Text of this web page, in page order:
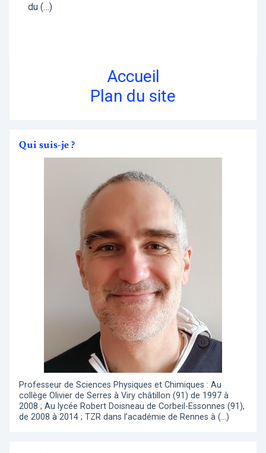
du (…)
Accueil
Plan du site
Qui suis-je ?
Professeur de Sciences Physiques et Chimiques : Au
collège Olivier de Serres à Viry châtillon (91) de 1997 à
2008 ; Au lycée Robert Doisneau de Corbeil-Essonnes (91),
de 2008 à 2014 ; TZR dans l’académie de Rennes à (…)